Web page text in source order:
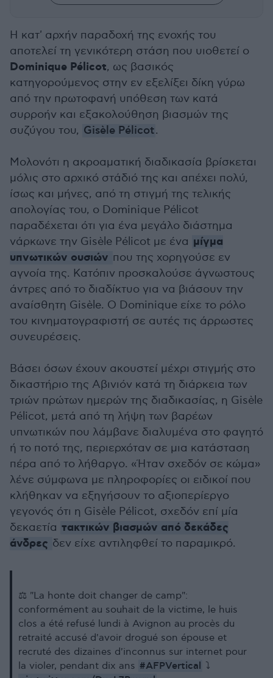
Η κατ' αρχήν παραδοχή της ενοχής του
αποτελεί τη γενικότερη στάση που υιοθετεί ο
Dominique Pélicot, ως βασικός
κατηγορούμενος στην εν εξελίξει δίκη γύρω
από την πρωτοφανή υπόθεση των κατά
συρροήν και εξακολούθηση βιασμών της
συζύγου του, Gisèle Pélicot.
Μολονότι η ακροαματική διαδικασία βρίσκεται
μόλις στο αρχικό στάδιό της και απέχει πολύ,
ίσως και μήνες, από τη στιγμή της τελικής
απολογίας του, ο Dominique Pélicot
παραδέχεται ότι για ένα μεγάλο διάστημα
νάρκωνε την Gisèle Pélicot με ένα μίγμα
υπνωτικών ουσιών που της χορηγούσε εν
αγνοία της. Κατόπιν προσκαλούσε άγνωστους
άντρες από το διαδίκτυο για να βιάσουν την
αναίσθητη Gisèle. Ο Dominique είχε το ρόλο
του κινηματογραφιστή σε αυτές τις άρρωστες
συνευρέσεις.
Βάσει όσων έχουν ακουστεί μέχρι στιγμής στο
δικαστήριο της Αβινιόν κατά τη διάρκεια των
τριών πρώτων ημερών της διαδικασίας, η Gisèle
Pélicot, μετά από τη λήψη των βαρέων
υπνωτικών που λάμβανε διαλυμένα στο φαγητό
ή το ποτό της, περιερχόταν σε μια κατάσταση
πέρα από το λήθαργο. «Ήταν σχεδόν σε κώμα»
λένε σύμφωνα με πληροφορίες οι ειδικοί που
κλήθηκαν να εξηγήσουν το αξιοπερίεργο
γεγονός ότι η Gisèle Pélicot, σχεδόν επί μία
δεκαετία τακτικών βιασμών από δεκάδες
άνδρες δεν είχε αντιληφθεί το παραμικρό.
⚖️ "La honte doit changer de camp":
conformément au souhait de la victime, le huis
clos a été refusé lundi à Avignon au procès du
retraité accusé d'avoir drogué son épouse et
recruté des dizaines d'inconnus sur internet pour
la violer, pendant dix ans #AFPVertical ⤵️